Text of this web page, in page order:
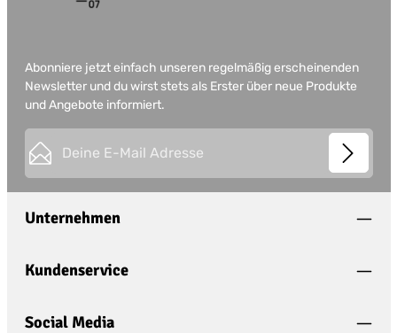
Abonniere jetzt einfach unseren regelmäßig erscheinenden
Newsletter und du wirst stets als Erster über neue Produkte
und Angebote informiert.
Datenschutz
Ich habe die
bin mit ihnen einverstanden.
Die mit einem Stern (*) markierten Felder sind
Unternehmen
Kundenservice
Social Media